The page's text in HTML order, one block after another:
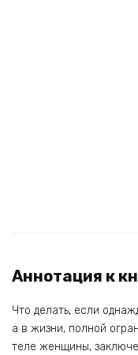
Аннотация к
Что делать, если
а в жизни, полной
теле женщины,